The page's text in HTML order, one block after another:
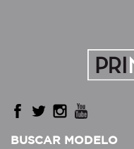
BUSCAR MODELO